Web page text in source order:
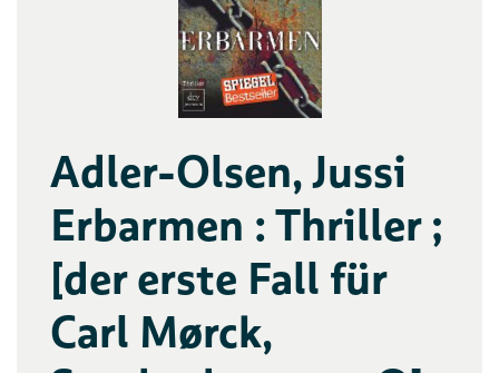
Adler-Olsen, Jussi
Erbarmen : Thriller ;
[der erste Fall für
Carl Mørck,